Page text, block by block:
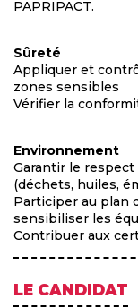
PAPRIPACT.
Sûreté
Appliquer et
zones sensibles
Vérifier la
Environnement
Garantir le
(déchets, huiles,
Participer au plan
sensibiliser les
Contribuer aux
LE CANDIDAT